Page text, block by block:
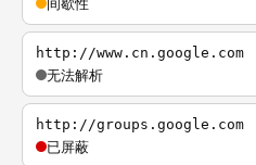
http://www.cn.google.com
无法解析
http://groups.google.com
已屏蔽